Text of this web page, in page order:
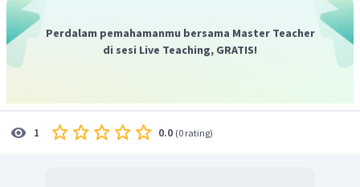
Perdalam pemahamanmu bersama Master Teacher
di sesi Live Teaching, GRATIS!
1 0.0 (0 rating)